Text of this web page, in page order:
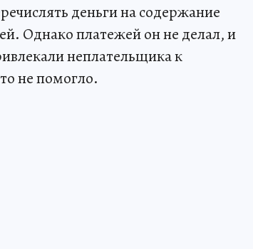
деньги на содержание
Однако платежей он не делал, и
неплательщика к
не помогло.